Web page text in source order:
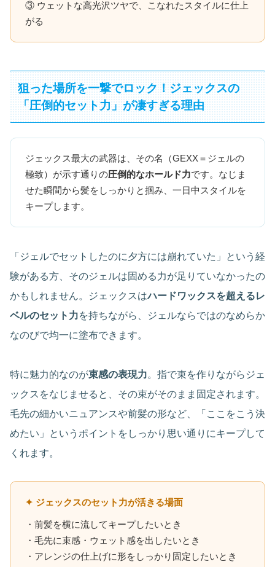
③ ウェットな高光沢ツヤで、こなれたスタイルに仕上
がる
狙った場所を一撃でロック！ジェックスの
「圧倒的セット力」が凄すぎる理由
ジェックス最大の武器は、その名（GEXX＝ジェルの
極致）が示す通りの圧倒的なホールド力です。なじま
せた瞬間から髪をしっかりと掴み、一日中スタイルを
キープします。
「ジェルでセットしたのに夕方には崩れていた」という経
験がある方、そのジェルは固める力が足りていなかったの
かもしれません。ジェックスはハードワックスを超えるレ
ベルのセット力を持ちながら、ジェルならではのなめらか
なのびで均一に塗布できます。
特に魅力的なのが束感の表現力。指で束を作りながらジェ
ックスをなじませると、その束がそのまま固定されます。
毛先の細かいニュアンスや前髪の形など、「ここをこう決
めたい」というポイントをしっかり思い通りにキープして
くれます。
✦ ジェックスのセット力が活きる場面
・前髪を横に流してキープしたいとき
・毛先に束感・ウェット感を出したいとき
・アレンジの仕上げに形をしっかり固定したいとき